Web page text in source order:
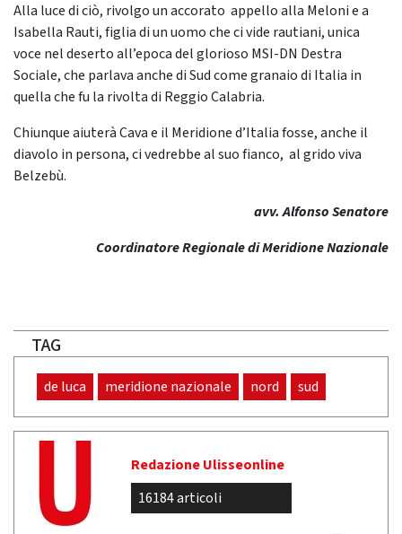
Alla luce di ciò, rivolgo un accorato appello alla Meloni e a
Isabella Rauti, figlia di un uomo che ci vide rautiani, unica
voce nel deserto all’epoca del glorioso MSI-DN Destra
Sociale, che parlava anche di Sud come granaio di Italia in
quella che fu la rivolta di Reggio Calabria.
Chiunque aiuterà Cava e il Meridione d’Italia fosse, anche il
diavolo in persona, ci vedrebbe al suo fianco, al grido viva
Belzebù.
avv. Alfonso Senatore
Coordinatore Regionale di Meridione Nazionale
TAG
de luca meridione nazionale nord sud
Redazione Ulisseonline
16184 articoli